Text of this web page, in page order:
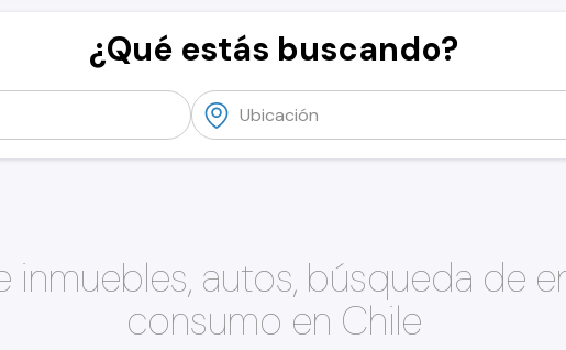
¿Qué estás buscando?
inmuebles, autos, búsqueda de
consumo en Chile